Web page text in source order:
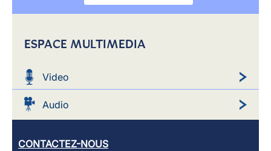
ESPACE MULTIMEDIA
Video
Audio
CONTACTEZ-NOUS